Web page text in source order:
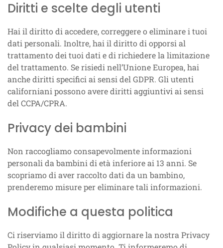
Diritti e scelte degli utenti
Hai il diritto di accedere, correggere o eliminare i tuoi
dati personali. Inoltre, hai il diritto di opporsi al
trattamento dei tuoi dati e di richiedere la limitazione
del trattamento. Se risiedi nell’Unione Europea, hai
anche diritti specifici ai sensi del GDPR. Gli utenti
californiani possono avere diritti aggiuntivi ai sensi
del CCPA/CPRA.
Privacy dei bambini
Non raccogliamo consapevolmente informazioni
personali da bambini di età inferiore ai 13 anni. Se
scopriamo di aver raccolto dati da un bambino,
prenderemo misure per eliminare tali informazioni.
Modifiche a questa politica
Ci riserviamo il diritto di aggiornare la nostra Privacy